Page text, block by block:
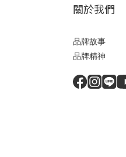
關於我們
品牌故事
品牌精神